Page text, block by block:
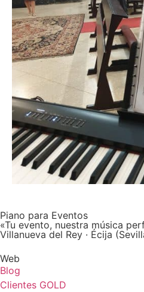
Piano para Eventos
«Tu evento, nuestra música
Villanueva del Rey · Écija
Web
Blog
Clientes GOLD